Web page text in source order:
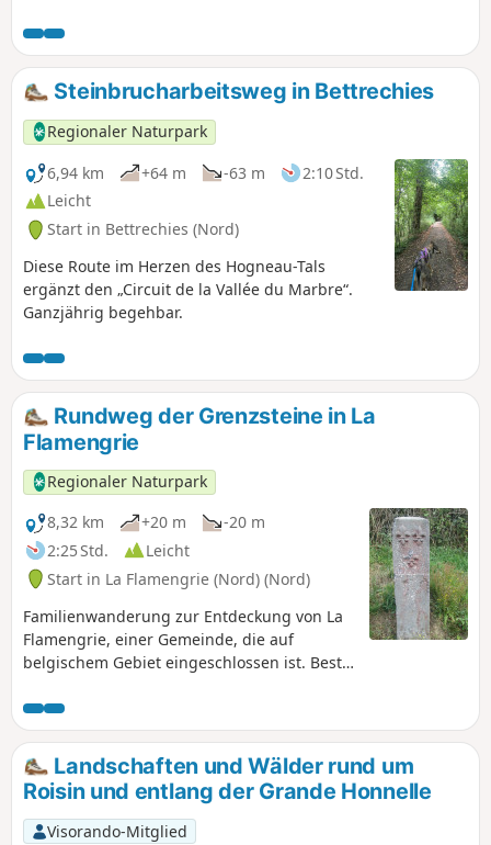
Steinbrucharbeitsweg in Bettrechies
Regionaler Naturpark
6,94 km
+64 m -63 m
2:10 Std.
Leicht
Start in Bettrechies (Nord)
Diese Route im Herzen des Hogneau-Tals
ergänzt den „Circuit de la Vallée du Marbre“.
Ganzjährig begehbar.
Rundweg der Grenzsteine in La
Flamengrie
Regionaler Naturpark
8,32 km
+20 m
-20 m
2:25 Std.
Leicht
Start in La Flamengrie (Nord) (Nord)
Familienwanderung zur Entdeckung von La
Flamengrie, einer Gemeinde, die auf
belgischem Gebiet eingeschlossen ist. Beste
Landschaften und Wälder rund um
Roisin und entlang der Grande Honnelle
Visorando-Mitglied